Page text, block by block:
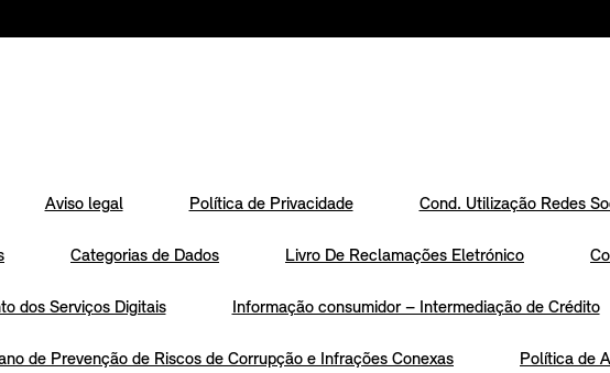
Aviso legal Política de Privacidade Cond. Utilização Redes
Categorias de Dados Livro De Reclamações Eletrónico
dos Serviços Digitais Informação consumidor – Intermediação de Crédito
de Prevenção de Riscos de Corrupção e Infrações Conexas Política de